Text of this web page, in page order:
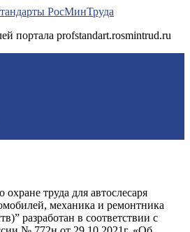
РосМинТруда
портала profstandart.rosmintrud.ru
труда для автослесаря
механика и ремонтника
разработан в соответствии с